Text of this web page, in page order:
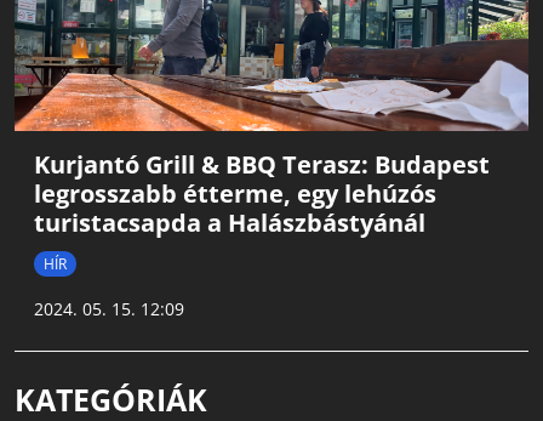
Kurjantó Grill & BBQ Terasz: Budapest
legrosszabb étterme, egy lehúzós
turistacsapda a Halászbástyánál
HÍR
2024. 05. 15. 12:09
KATEGÓRIÁK